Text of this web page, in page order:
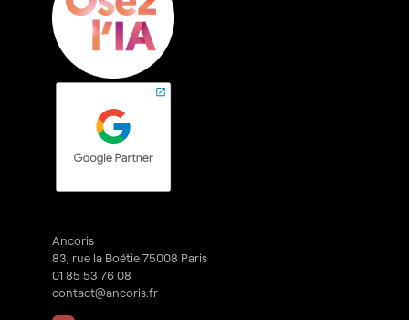
Ancoris
83, rue la Boétie 75008 Paris
01 85 53 76 08
contact@ancoris.fr